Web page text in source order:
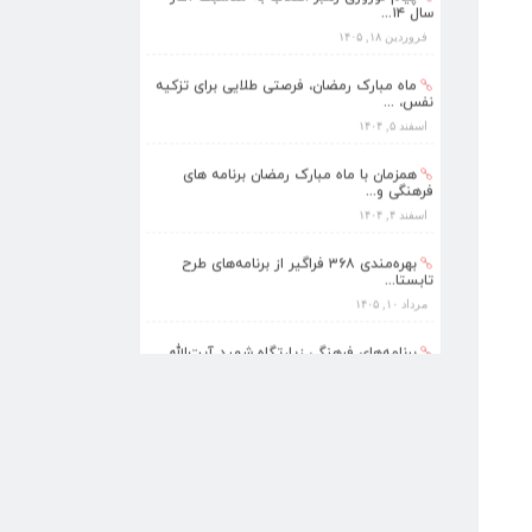
فروردین ۱۸, ۱۴۰۵
نفس، ...
اسفند ۵, ۱۴۰۴
فرهنگی و...
اسفند ۴, ۱۴۰۴
بهره‌مندی ۳۶۸ فراگیر از برنامه‌های طرح
تابستا...
مرداد ۱۰, ۱۴۰۵
برنامه‌های فرهنگی زیارتگاه شهید آیت‌الله
مدرس...